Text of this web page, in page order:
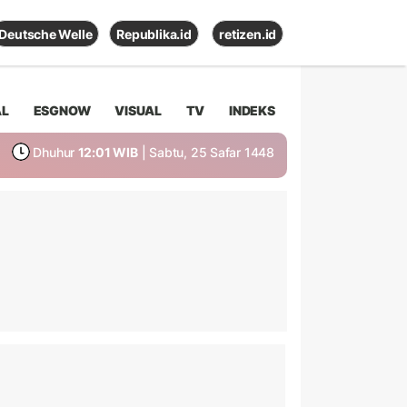
Deutsche Welle Republika.id retizen.id
ESGNOW VISUAL TV INDEKS
Dhuhur 12:01 WIB | Sabtu, 25 Safar 1448